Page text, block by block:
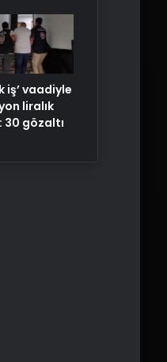
iş’ vaadiyle
liralık
30 gözaltı